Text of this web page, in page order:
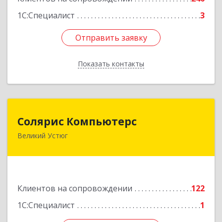
1С:Специалист
3
Отправить заявку
Показать контакты
Отправить заявку
Назад
Солярис Компьютерс
Великий Устюг
Клиентов на сопровождении
122
1С:Специалист
1
162390, Вологодская обл, Великий Устюг г,